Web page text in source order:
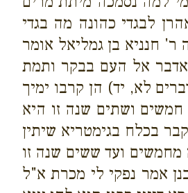
לבגדי כהונה מה בגדי
חנניא בן גמליאל אומר
אל העם בבקר ותמת
לא, יד) הן קרבו ימיך
ושתים שנה זו היא
בכלח בגימטריא שיתין
מחמשים ועד ששים שנה זו
אמר נפקי לי מכרת א"ל